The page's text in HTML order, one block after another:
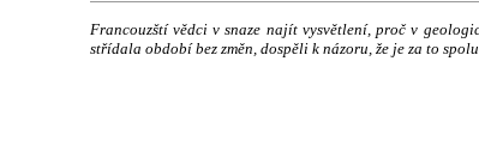
Francouzští vědci v snaze najít vysvětlení, proč v
střídala období bez změn, dospěli k názoru, že je za to